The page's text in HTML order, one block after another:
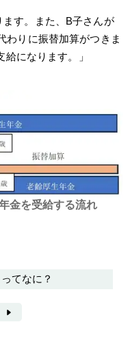
す。また、B子さんが
わりに振替加算がつきま
になります。」
金を受給する流れ
てなに？